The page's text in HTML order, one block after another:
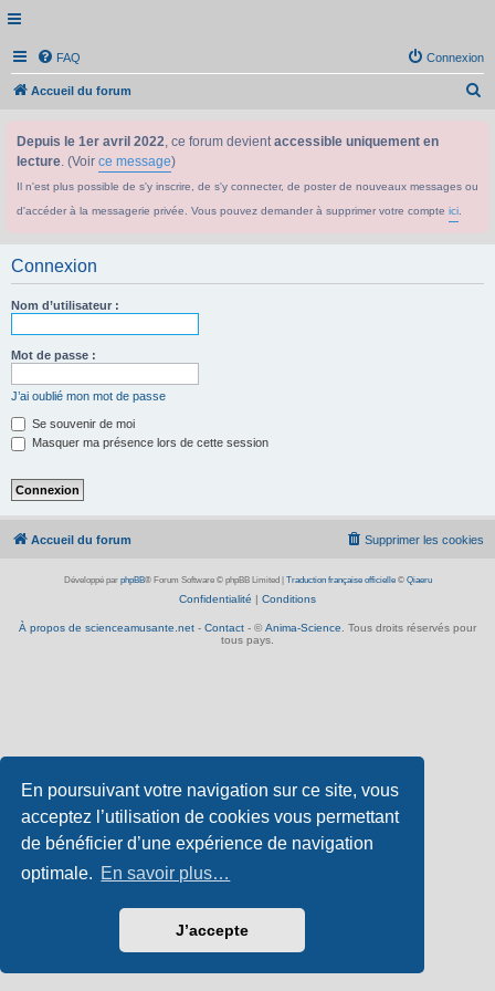
En poursuivant votre navigation sur ce site, vous
acceptez l’utilisation de cookies vous permettant
de bénéficier d’une expérience de navigation
optimale. En savoir plus…
J’accepte
FAQ Connexion
Accueil du forum
Depuis le 1er avril 2022, ce forum devientaccessible uniquement en
lecture. (Voir ce message)
Il n'est plus possible de s'y inscrire, de s'y connecter, de poster de nouveaux messages ou
d'accéder à la messagerie privée. Vous pouvez demander à supprimer votre compte ici
Connexion
Nom d’utilisateur :
Mot de passe :
J’ai oublié mon mot de passe
Se souvenir de moi
Masquer ma présence lors de cette session
Accueil du forum Supprimer les cookies
Développé par phpBB® Forum Software © phpBB Limited Traduction française officielle© Qiaeru
Confidentialité | Conditions
À propos de scienceamusante.net - Contact - © Anima-Science . Tous droits réservés pour
tous pays.